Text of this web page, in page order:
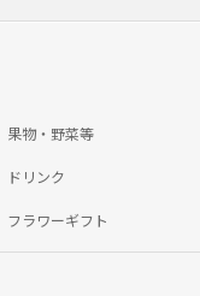
果物・野菜等
ドリンク
フラワーギフト